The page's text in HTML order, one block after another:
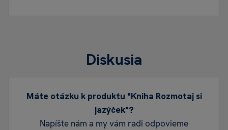
Diskusia
Máte otázku k produktu "Kniha Rozmotaj si
jazýček"?
Napíšte nám a my vám radi odpovieme